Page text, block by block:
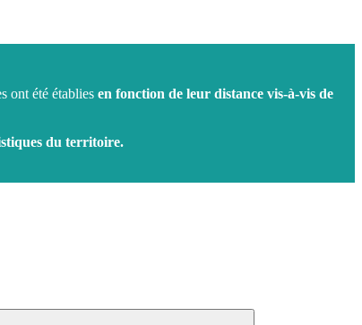
ont été établies en fonction de leur distance vis-à-vis de
du territoire.